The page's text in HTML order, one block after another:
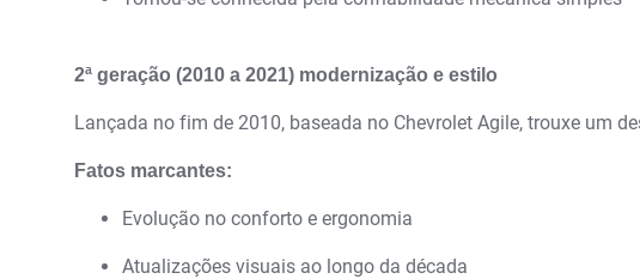
2ª geração (2010 a 2021) modernização e estilo
Lançada no fim de 2010, baseada no Chevrolet Agile, trouxe um
Fatos marcantes:
Evolução no conforto e ergonomia
Atualizações visuais ao longo da década